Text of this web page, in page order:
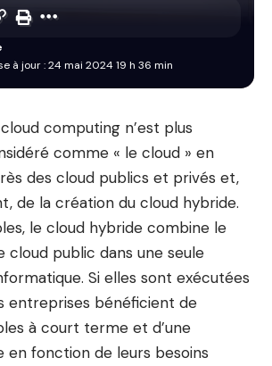
à jour : 24 mai 2024 19 h 36 min
computing n’est plus
comme « le cloud » en
des cloud publics et privés et,
de la création du cloud hybride.
le cloud hybride combine le
cloud public dans une seule
Si elles sont exécutées
entreprises bénéficient de
à court terme et d’une
en fonction de leurs besoins